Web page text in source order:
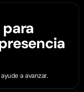
a avanzar.